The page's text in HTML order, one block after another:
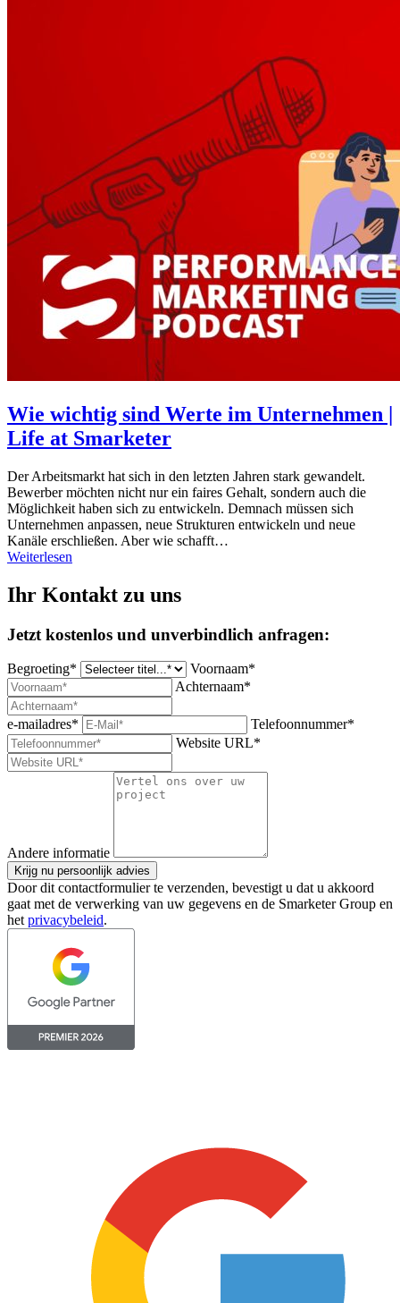
Wie wichtig sind Werte im Unternehmen |
Life at Smarketer
Der Arbeitsmarkt hat sich in den letzten Jahren stark gewandelt.
Bewerber möchten nicht nur ein faires Gehalt, sondern auch die
Möglichkeit haben sich zu entwickeln. Demnach müssen sich
Unternehmen anpassen, neue Strukturen entwickeln und neue
Kanäle erschließen. Aber wie schafft…
Weiterlesen
Ihr Kontakt zu uns
Jetzt kostenlos und unverbindlich anfragen:
Begroeting*
Voornaam*
Achternaam*
e-mailadres*
Telefoonnummer*
Website URL*
Andere informatie
Krijg nu persoonlijk advies
Door dit contactformulier te verzenden, bevestigt u dat u akkoord
gaat met de verwerking van uw gegevens en de Smarketer Group en
het privacybeleid.